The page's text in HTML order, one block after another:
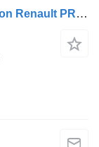
Pompe à huile 20142211000 pour camion Renault PREMIUM 420